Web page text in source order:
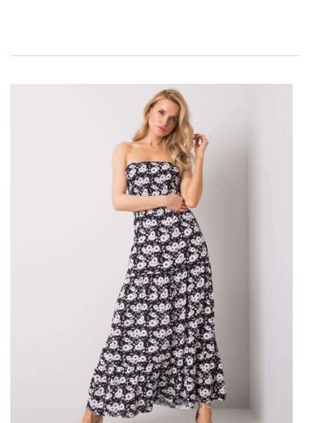
KLASYCZNA MAŁA CZARNA